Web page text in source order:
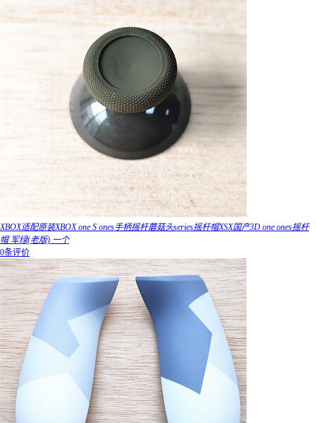
XBOX适配原装XBOX one S ones手柄摇杆蘑菇头series摇杆帽XSX国产3D one ones摇杆
帽 军绿(老版) 一个
0条评价